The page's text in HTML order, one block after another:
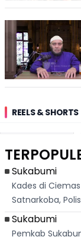
REELS & SHORTS
Festival Ekstrem
Banteng
Sukabumi
Kades di
Satnarkoba,
Sukabumi
Pemkab